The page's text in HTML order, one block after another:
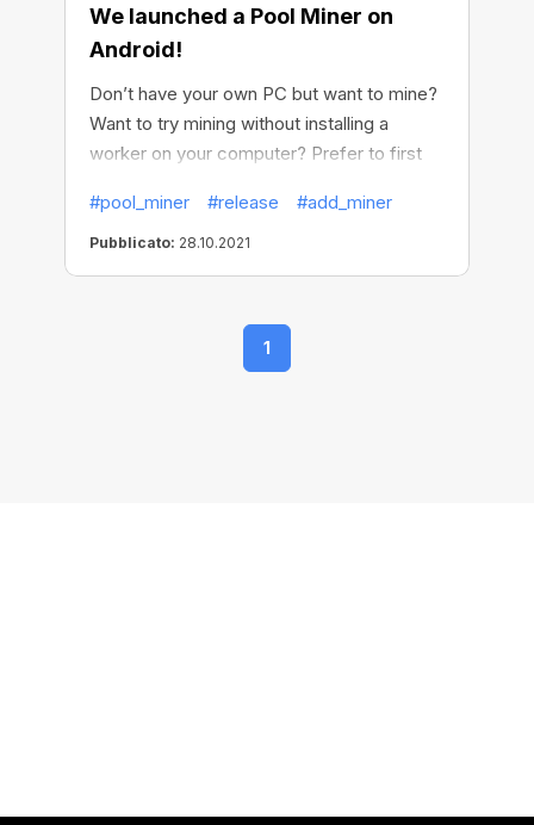
We launched a Pool Miner on
Android!
Don’t have your own PC but want to mine?
Want to try mining without installing a
worker on your computer? Prefer to first
your needs, before buying expensive
hardware? Now you can do it all! That’s
right, you don't need to install a miner on
#pool_miner #release #add_miner
Pubblicato: 28.10.2021
1